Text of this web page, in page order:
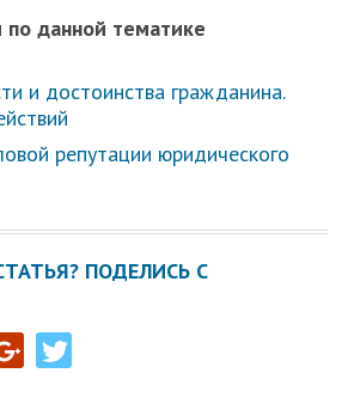
данной тематике
и достоинства гражданина.
репутации юридического
ПОДЕЛИСЬ С